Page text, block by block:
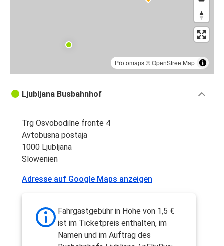
Protomaps©OpenStreetMap
Ljubljana Busbahnhof
Trg Osvobodilne fronte 4
Avtobusna postaja
1000 Ljubljana
Slowenien
Adresse auf Google Maps anzeigen
Fahrgastgebühr in Höhe von 1,5 €
ist im Ticketpreis enthalten, im
Namen und im Auftrag des